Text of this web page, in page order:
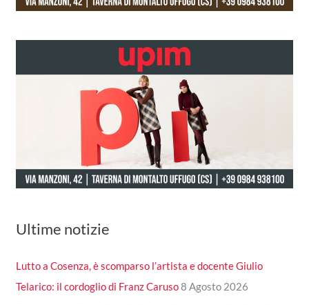
Ultime notizie
Lutto a Cosenza, è scomparso l’artista e docente Giulio
Telarico: il cordoglio di Franz Caruso8 Agosto 2026